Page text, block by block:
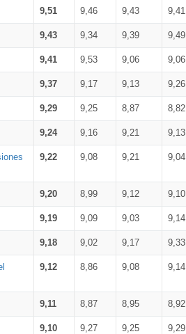
9,51 9,46 9,43 9,41
9,43 9,34 9,39 9,49
9,41 9,53 9,06 9,06
9,37 9,17 9,13 9,26
9,29 9,25 8,87 8,82
9,24 9,16 9,21 9,13
9,22 9,08 9,21 9,04
9,20 8,99 9,12 9,10
9,19 9,09 9,03 9,14
9,18 9,02 9,17 9,33
9,12 8,86 9,08 9,14
9,11 8,87 8,95 8,92
9,10 9,27 9,25 9,29